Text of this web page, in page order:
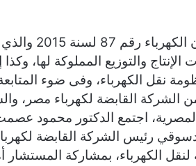
e
في إطار الاستراتيجية
والتوزيع المملوكة لها، وكذا
نقل الكهرباء، وفى ضوء
الشركة القابضة لكهرباء مصر،
اجتمع الدكتور محمود
دسوقي رئيس الشركة القابضة
الكهرباء، بمشاركة المستشار